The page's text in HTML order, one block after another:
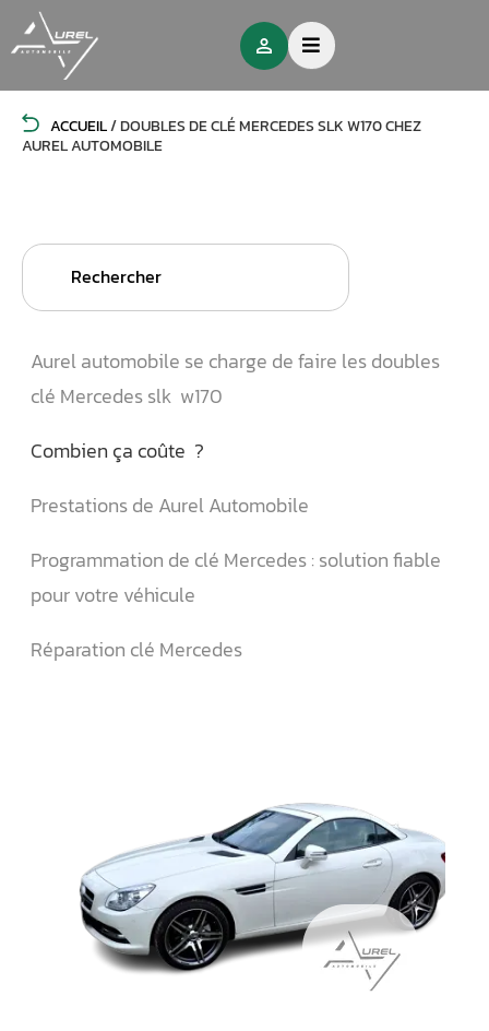
ACCUEIL/DOUBLES DE CLÉ MERCEDES SLK W170 CHEZ
AUREL AUTOMOBILE
Search
Aurel automobile se charge de faire les doubles
clé Mercedes slk w170
Combien ça coûte ?
Prestations de Aurel Automobile
Programmation de clé Mercedes : solution fiable
pour votre véhicule
Réparation clé Mercedes